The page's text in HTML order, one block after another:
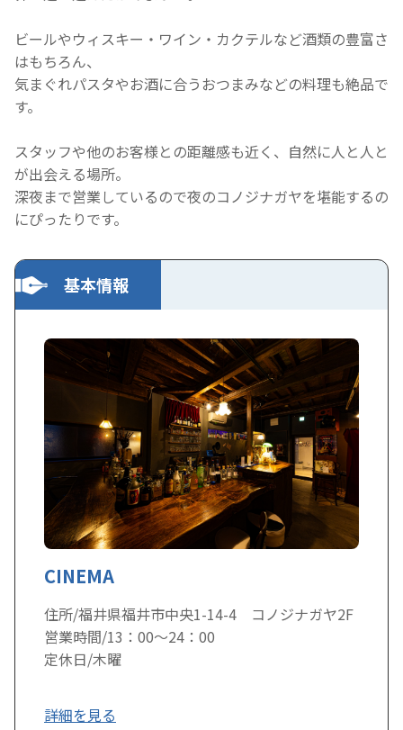
ビールやウィスキー・ワイン・カクテルなど酒類の豊富さ
はもちろん、
気まぐれパスタやお酒に合うおつまみなどの料理も絶品で
す。
スタッフや他のお客様との距離感も近く、自然に人と人と
が出会える場所。
深夜まで営業しているので夜のコノジナガヤを堪能するの
にぴったりです。
基本情報
CINEMA
住所/福井県福井市中央1-14-4 コノジナガヤ2F
営業時間/13：00～24：00
定休日/木曜
詳細を見る